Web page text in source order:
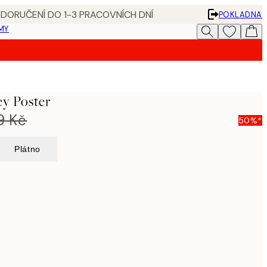
DO 1-3 PRACOVNÍCH DNÍ
POKLADNA
Poster
Kč 50%*
Plátno